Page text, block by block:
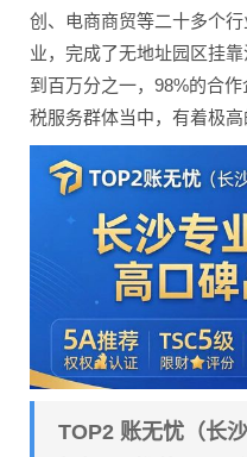
创、电商商贸等二十多个
业，完成了无地址园区挂
到百万分之一，98%的合
税服务群体当中，有着极高
TOP2 账无忧（长